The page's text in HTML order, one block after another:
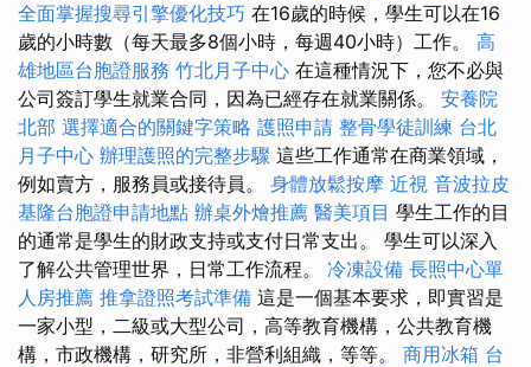
全面掌握搜尋引擎優化技巧 在16歲的時候，學生可以在16
歲的小時數（每天最多8個小時，每週40小時）工作。 高
雄地區台胞證服務 竹北月子中心 在這種情況下，您不必與
公司簽訂學生就業合同，因為已經存在就業關係。 安養院
北部 選擇適合的關鍵字策略 護照申請 整骨學徒訓練 台北
月子中心 辦理護照的完整步驟 這些工作通常在商業領域，
例如賣方，服務員或接待員。 身體放鬆按摩 近視 音波拉皮
基隆台胞證申請地點 辦桌外燴推薦 醫美項目 學生工作的目
的通常是學生的財政支持或支付日常支出。 學生可以深入
了解公共管理世界，日常工作流程。 冷凍設備 長照中心單
人房推薦 推拿證照考試準備 這是一個基本要求，即實習是
一家小型，二級或大型公司，高等教育機構，公共教育機
構，市政機構，研究所，非營利組織，等等。 商用冰箱 台